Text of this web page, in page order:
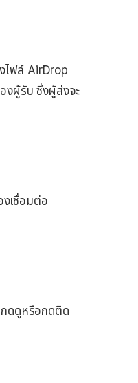
ไฟล์ AirDrop
งผู้รับ ซึ่งผู้ส่งจะ
งเชื่อมต่อ
ดดูหรือกดติด